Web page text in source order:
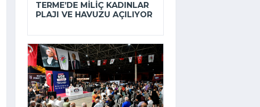
TERME’DE MILIÇ KADINLAR
PLAJI VE HAVUZU AÇILIYOR